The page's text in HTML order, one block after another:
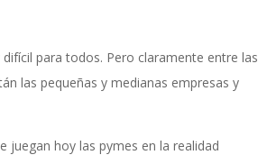
para todos. Pero claramente entre las
las pequeñas y medianas empresas y
juegan hoy las pymes en la realidad